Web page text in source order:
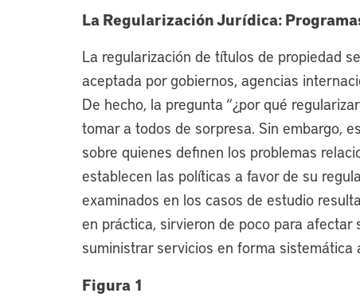
La Regularización Jurídica:
La regularización de títulos de propiedad
aceptada por gobiernos, agencias
De hecho, la pregunta “¿por qué
tomar a todos de sorpresa. Sin embargo,
sobre quienes definen los problemas
establecen las políticas a favor de su
examinados en los casos de estudio
en práctica, sirvieron de poco para
suministrar servicios en forma sistemática
Figura 1